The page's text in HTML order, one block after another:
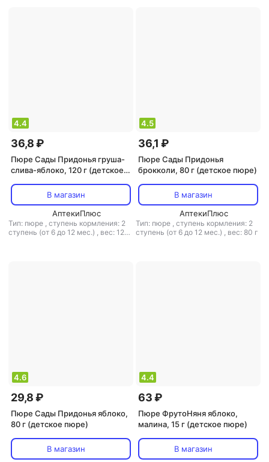
4.4
36,8 ₽
Пюре Сады Придонья груша-
слива-яблоко, 120 г (детское
В магазин
АптекиПлюс
Тип: пюре , ступень кормления: 2
ступень (от 6 до 12 мес.) , вес: 120
4.5
36,1 ₽
Пюре Сады Придонья
брокколи, 80 г (детское пюре)
В магазин
АптекиПлюс
Тип: пюре , ступень кормления: 2
ступень (от 6 до 12 мес.) , вес: 80 г
4.6
29,8 ₽
Пюре Сады Придонья яблоко,
80 г (детское пюре)
В магазин
4.4
63 ₽
Пюре ФрутоНяня яблоко,
малина, 15 г (детское пюре)
В магазин